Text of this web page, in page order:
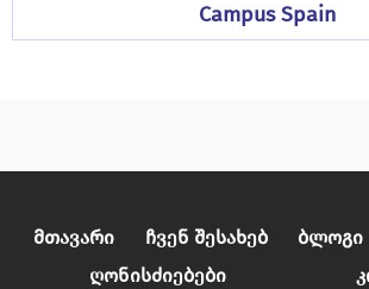
Campus Spain
Მთავარი Ჩვენ Შესახებ Ბლოგი
Ღონისძიებები